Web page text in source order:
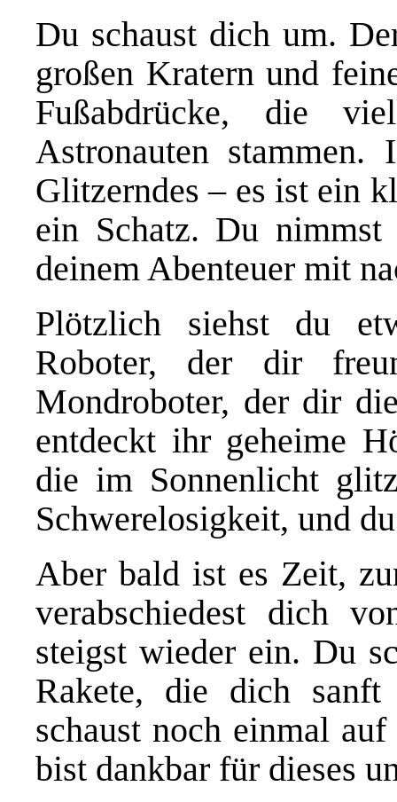
Du schaust dich um.
großen Kratern und
Fußabdrücke, die
Astronauten
Glitzerndes – es ist ein
ein Schatz. Du
deinem Abenteuer mit
Plötzlich siehst du
Roboter, der dir
Mondroboter, der dir
entdeckt ihr geheime
die im Sonnenlicht
Schwerelosigkeit, und
Aber bald ist es Zeit,
verabschiedest dich
steigst wieder ein. Du
Rakete, die dich
schaust noch einmal
bist dankbar für dieses